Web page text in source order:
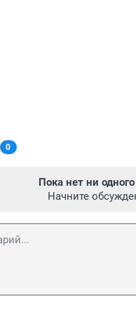
0
Пока нет ни
Начните